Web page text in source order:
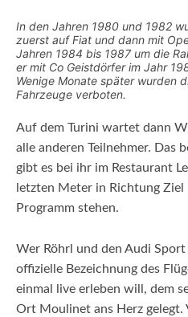
In den Jahren 1980 und 1982
zuerst auf Fiat und dann mit
Jahren 1984 bis 1987 um die
er mit Co Geistdörfer im Jahr
Wenige Monate später wurden
Fahrzeuge verboten.
Auf dem Turini wartet dann
alle anderen Teilnehmer. Das
gibt es bei ihr im Restaurant
letzten Meter in Richtung
Programm stehen.
Wer Röhrl und den Audi
offizielle Bezeichnung des
einmal live erleben will, dem
Ort Moulinet ans Herz gelegt.